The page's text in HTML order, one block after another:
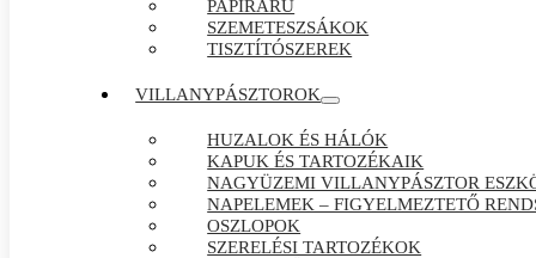
PAPÍRÁRÚ
SZEMETESZSÁKOK
TISZTÍTÓSZEREK
VILLANYPÁSZTOROK
HUZALOK ÉS HÁLÓK
KAPUK ÉS TARTOZÉKAIK
NAGYÜZEMI VILLANYPÁSZTOR
NAPELEMEK – FIGYELMEZTETŐ
OSZLOPOK
SZERELÉSI TARTOZÉKOK